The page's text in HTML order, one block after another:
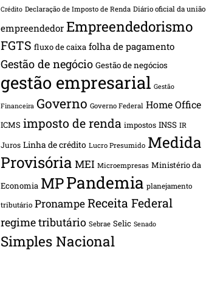
Crédito Declaração de Imposto de Renda Diário oficial da união
empreendedor Empreendedorismo
FGTS fluxo de caixa folha de pagamento
Gestão de negócio Gestão de negócios
gestão empresarial Gestão
Financeira Governo Governo Federal Home Office
ICMS imposto de renda impostos INSS IR
Juros Linha de crédito Lucro Presumido Medida
Provisória MEI Microempresas Ministério da
Economia MPPandemia planejamento
tributário PronampeReceita Federal
regime tributário Sebrae Selic Senado
Simples Nacional